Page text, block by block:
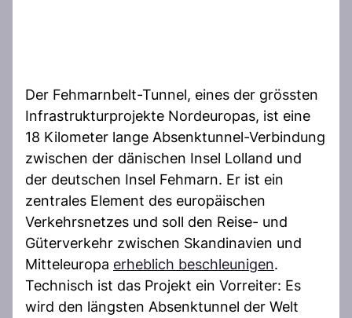
Der Fehmarnbelt-Tunnel, eines der grössten
Infrastrukturprojekte Nordeuropas, ist eine
18 Kilometer lange Absenktunnel-Verbindung
zwischen der dänischen Insel Lolland und
der deutschen Insel Fehmarn. Er ist ein
zentrales Element des europäischen
Verkehrsnetzes und soll den Reise- und
Güterverkehr zwischen Skandinavien und
Mitteleuropa erheblich beschleunigen.
Technisch ist das Projekt ein Vorreiter: Es
wird den längsten Absenktunnel der Welt